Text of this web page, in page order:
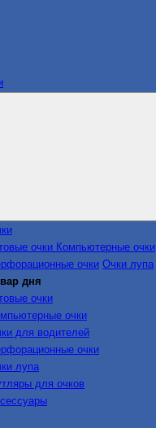
очки Компьютерные очки
очки Очки лупа
дня
очки
очки
для водителей
очки
лупа
для очков